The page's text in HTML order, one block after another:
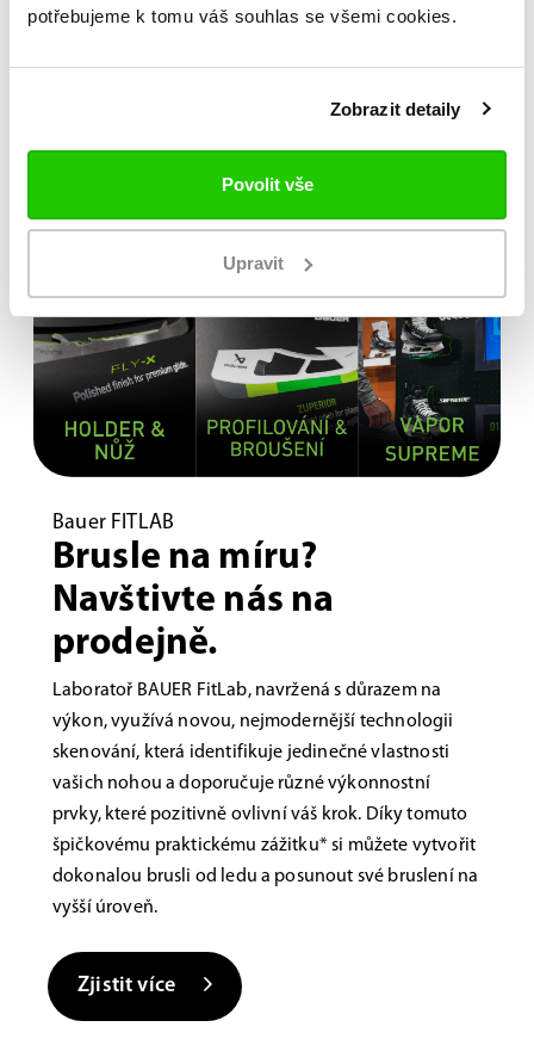
potřebujeme k tomu váš souhlas se všemi cookies.
Zobrazit detaily
Povolit vše
Upravit
Bauer FITLAB
Brusle na míru?
Navštivte nás na
prodejně.
Laboratoř BAUER FitLab, navržená s důrazem na
výkon, využívá novou, nejmodernější technologii
skenování, která identifikuje jedinečné vlastnosti
vašich nohou a doporučuje různé výkonnostní
prvky, které pozitivně ovlivní váš krok. Díky tomuto
špičkovému praktickému zážitku* si můžete vytvořit
dokonalou brusli od ledu a posunout své bruslení na
vyšší úroveň.
Zjistit více